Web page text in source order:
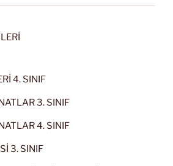
4. SINIF
3. SINIF
4. SINIF
3. SINIF